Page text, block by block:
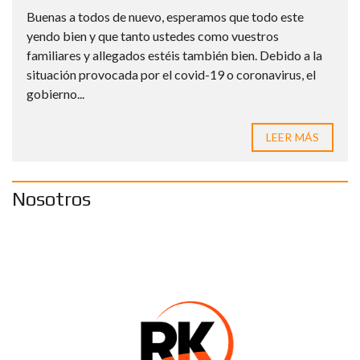
Buenas a todos de nuevo, esperamos que todo este
yendo bien y que tanto ustedes como vuestros
familiares y allegados estéis también bien. Debido a la
situación provocada por el covid-19 o coronavirus, el
gobierno...
LEER MÁS
Nosotros